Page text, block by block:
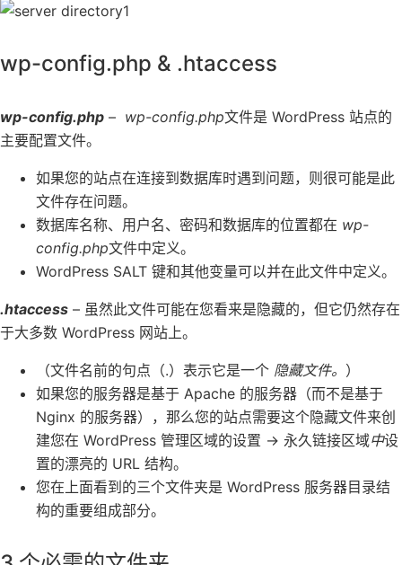
wp-config.php & .htaccess
wp-config.php – wp-config.php文件是 WordPress 站点的
主要配置文件。
如果您的站点在连接到数据库时遇到问题，则很可能是此
文件存在问题。
数据库名称、用户名、密码和数据库的位置都在 wp-
config.php文件中定义。
WordPress SALT 键和其他变量可以并在此文件中定义。
.htaccess – 虽然此文件可能在您看来是隐藏的，但它仍然存在
于大多数 WordPress 网站上。
（文件名前的句点（.）表示它是一个 隐藏文件。 ）
如果您的服务器是基于 Apache 的服务器（而不是基于
Nginx 的服务器），那么您的站点需要这个隐藏文件来创
建您在 WordPress 管理区域的设置 -> 永久链接区域中设
置的漂亮的 URL 结构。
您在上面看到的三个文件夹是 WordPress 服务器目录结
构的重要组成部分。